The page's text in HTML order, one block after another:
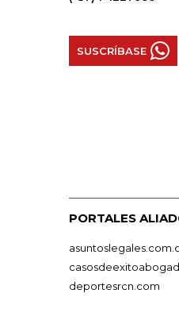
SUSCRÍBASE
PORTALES
deportesrcn.com